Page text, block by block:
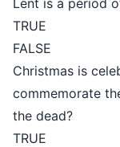
Lent is a period
TRUE
FALSE
Christmas is
commemorate
the dead?
TRUE